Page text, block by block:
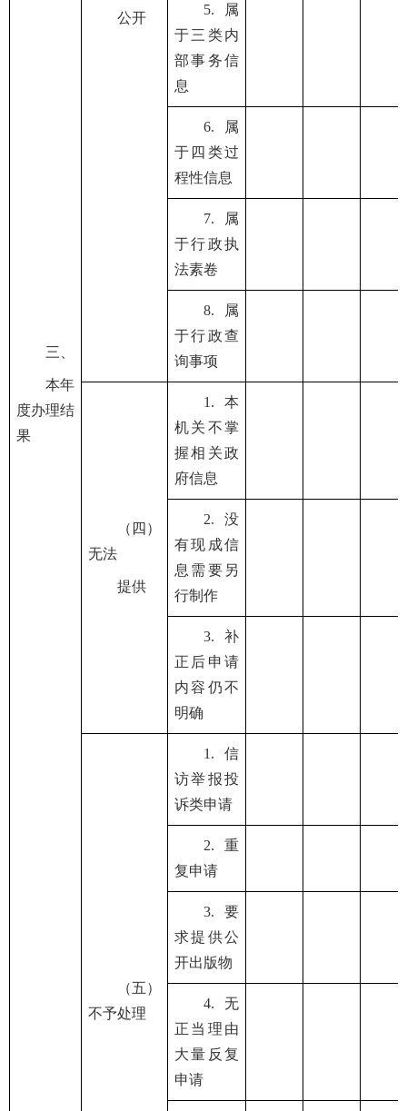
三、
本年
度办理结
果
公开
5.属
于三类内
部事务信
息
6.属
于四类过
程性信息
7.属
于行政执
法素卷
8.属
于行政查
询事项
（四）
无法
提供
1.本
机关不掌
握相关政
府信息
2.没
有现成信
息需要另
行制作
3.补
正后申请
内容仍不
明确
（五）
不予处理
1.信
访举报投
诉类申请
2.重
复申请
3.要
求提供公
开出版物
4.无
正当理由
大量反复
申请